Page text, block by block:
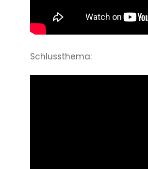
Schlussthema: